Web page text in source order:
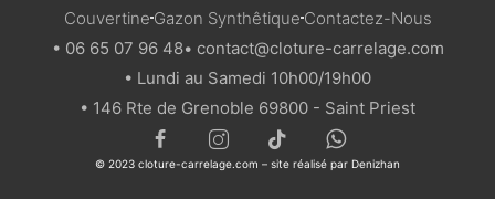
CouvertineGazon SynthêtiqueContactez-Nous
• 06 65 07 96 48• contact@cloture-carrelage.com
• Lundi au Samedi 10h00/19h00
• 146 Rte de Grenoble 69800 - Saint Priest
© 2023 cloture-carrelage.com – site réalisé par Denizhan